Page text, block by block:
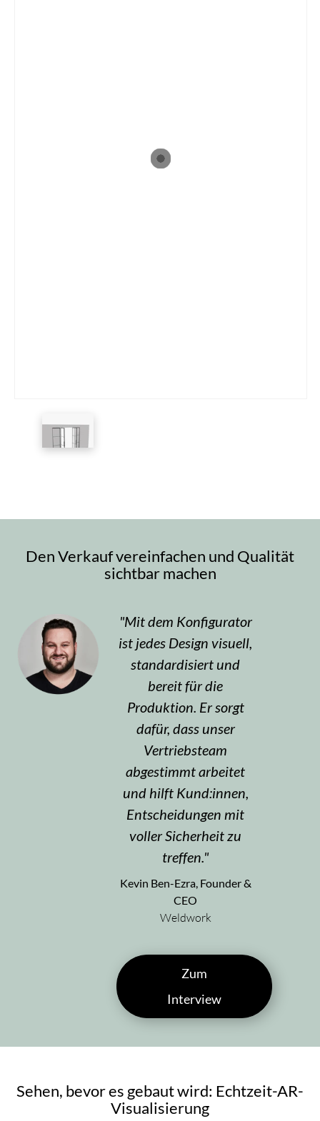
Den Verkauf vereinfachen und Qualität
sichtbar machen
Mit dem Konfigurator
ist jedes Design visuell,
standardisiert und
bereit für die
Produktion. Er sorgt
dafür, dass unser
Vertriebsteam
abgestimmt arbeitet
und hilft Kund:innen,
Entscheidungen mit
voller Sicherheit zu
treffen.
Kevin Ben-Ezra, Founder &
CEO
Weldwork
Zum
Interview
Sehen, bevor es gebaut wird: Echtzeit-AR-
Visualisierung